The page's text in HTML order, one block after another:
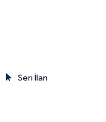
Seri İlan